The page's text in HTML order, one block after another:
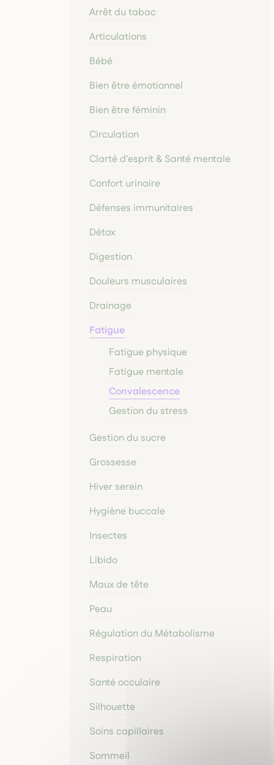
Arrêt du tabac
Articulations
Bébé
Bien être émotionnel
Bien être féminin
Circulation
Clarté d'esprit & Santé mentale
Confort urinaire
Défenses immunitaires
Détox
Digestion
Douleurs musculaires
Drainage
Fatigue
Fatigue physique
Fatigue mentale
Convalescence
Gestion du stress
Gestion du sucre
Grossesse
Hiver serein
Hygiène buccale
Insectes
Libido
Maux de tête
Peau
Régulation du Métabolisme
Respiration
Santé occulaire
Silhouette
Soins capillaires
Sommeil